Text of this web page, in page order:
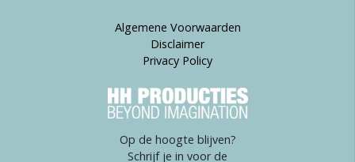
Algemene Voorwaarden
Disclaimer
Privacy Policy
Op de hoogte blijven?
Schrijf je in voor de